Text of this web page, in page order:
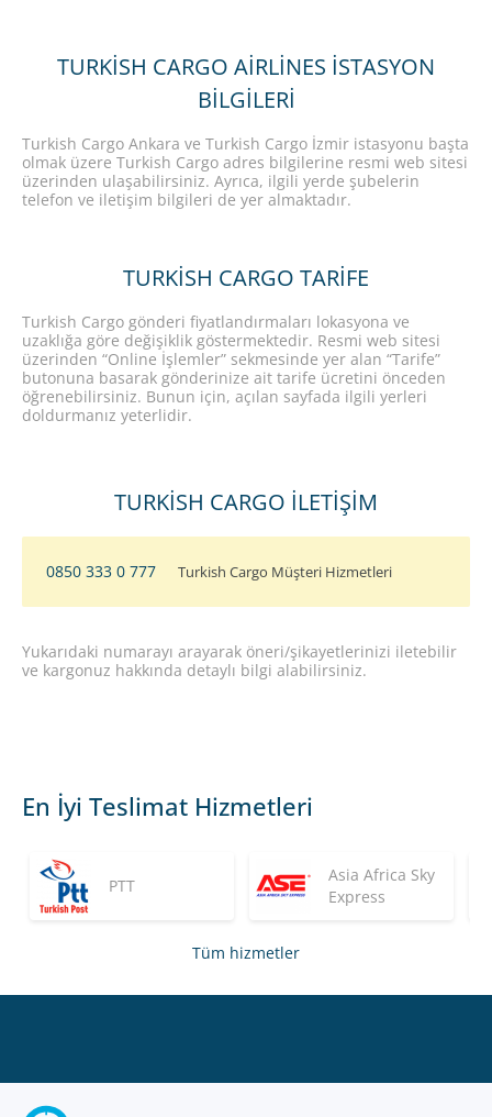
En İyi Teslimat Hizmetleri
PTT
Asia Africa Sky
Express
Tüm hizmetler
TURKISH CARGO AIRLINES İSTASYON
BILGILERI
Turkish Cargo Ankara ve Turkish Cargo İzmir istasyonu başta
olmak üzere Turkish Cargo adres bilgilerine resmi web sitesi
üzerinden ulaşabilirsiniz. Ayrıca, ilgili yerde şubelerin
telefon ve iletişim bilgileri de yer almaktadır.
TURKISH CARGO TARIFE
Turkish Cargo gönderi fiyatlandırmaları lokasyona ve
uzaklığa göre değişiklik göstermektedir. Resmi web sitesi
üzerinden “Online İşlemler” sekmesinde yer alan “Tarife”
butonuna basarak gönderinize ait tarife ücretini önceden
öğrenebilirsiniz. Bunun için, açılan sayfada ilgili yerleri
doldurmanız yeterlidir.
TURKISH CARGO İLETIŞIM
0850 333 0 777 Turkish Cargo Müşteri Hizmetleri
Yukarıdaki numarayı arayarak öneri/şikayetlerinizi iletebilir
ve kargonuz hakkında detaylı bilgi alabilirsiniz.